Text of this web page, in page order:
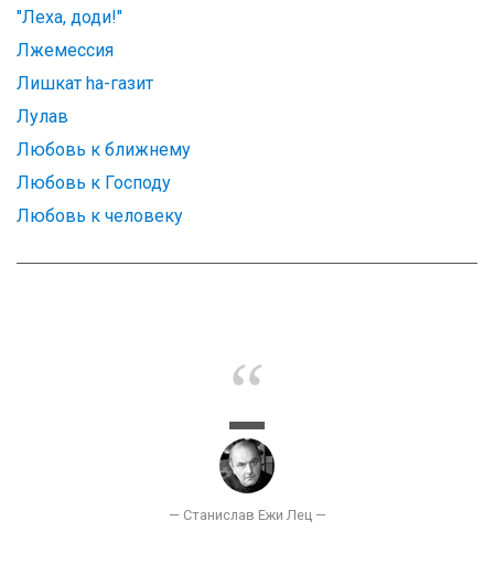
"Леха, доди!"
Лжемессия
Лишкат hа-газит
Лулав
Любовь к ближнему
Любовь к Господу
Любовь к человеку